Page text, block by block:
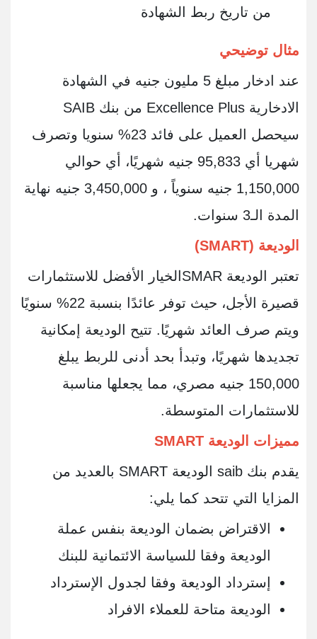
من تاريخ ربط الشهادة
مثال توضيحي
عند ادخار مبلغ 5 مليون جنيه في الشهادة
الادخارية Excellence Plus من بنك SAIB
سيحصل العميل على فائد 23% سنويا وتصرف
شهريا أي 95,833 جنيه شهريًا، أي حوالي
1,150,000 جنيه سنوياً ، و 3,450,000 جنيه نهاية
المدة الـ3 سنوات.
الوديعة (SMART)
تعتبر الوديعة SMAR الخيار الأفضل للاستثمارات
قصيرة الأجل، حيث توفر عائدًا بنسبة 22% سنويًا
ويتم صرف العائد شهريًا. تتيح الوديعة إمكانية
تجديدها شهريًا، وتبدأ بحد أدنى للربط يبلغ
150,000 جنيه مصري، مما يجعلها مناسبة
للاستثمارات المتوسطة.
مميزات الوديعة SMART
يقدم بنك saib الوديعة SMART بالعديد من
المزايا التي تتحد كما يلي:
الاقتراض بضمان الوديعة بنفس عملة
الوديعة وفقا للسياسة الائتمانية للبنك
إسترداد الوديعة وفقا لجدول الإسترداد
الوديعة متاحة للعملاء الافراد